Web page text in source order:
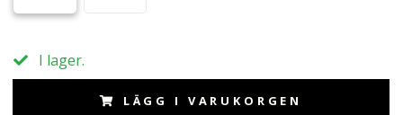
I lager.
LÄGG I VARUKORGEN